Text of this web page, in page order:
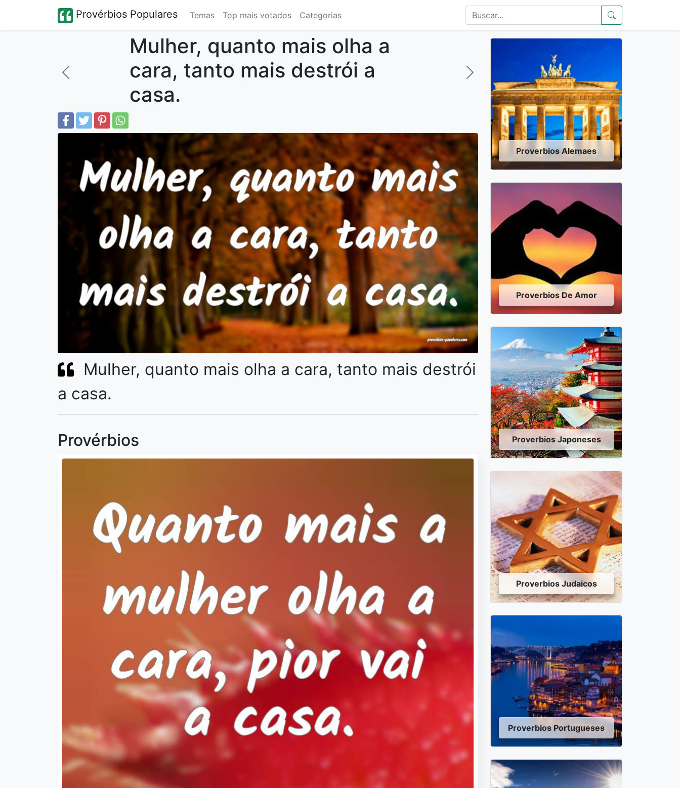
Provérbios Populares Temas Top mais votados Categorias
Mulher, quanto mais olha a
cara, tanto mais destrói a
casa.
Mulher, quanto mais olha a cara, tanto mais destrói
a casa.
Provérbios
Proverbios Alemaes
Proverbios De Amor
Proverbios Japoneses
Proverbios Judaicos
Proverbios Portugueses